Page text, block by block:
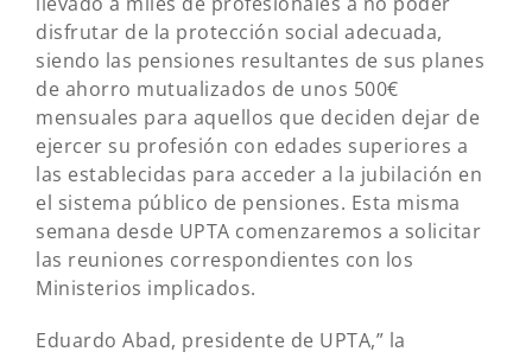
disfrutar de la protección social adecuada,
siendo las pensiones resultantes de sus planes
de ahorro mutualizados de unos 500€
mensuales para aquellos que deciden dejar de
ejercer su profesión con edades superiores a
las establecidas para acceder a la jubilación en
el sistema público de pensiones. Esta misma
semana desde UPTA comenzaremos a solicitar
las reuniones correspondientes con los
Ministerios implicados.
Eduardo Abad, presidente de UPTA,” la